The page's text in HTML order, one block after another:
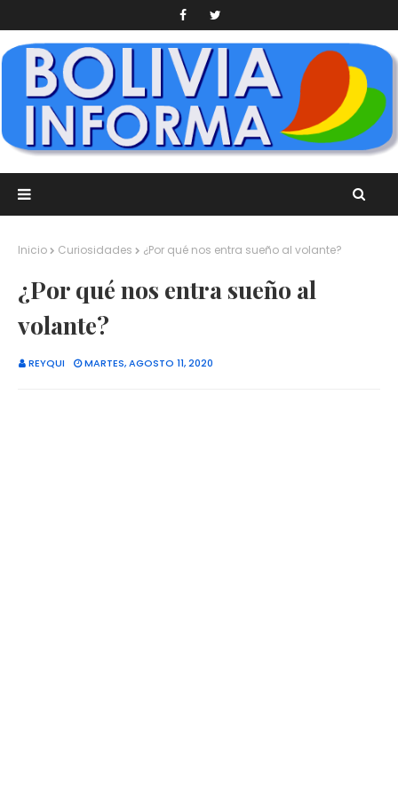
Inicio Curiosidades ¿Por qué nos entra sueño al volante?
¿Por qué nos entra sueño al
volante?
REYQUI MARTES, AGOSTO 11, 2020